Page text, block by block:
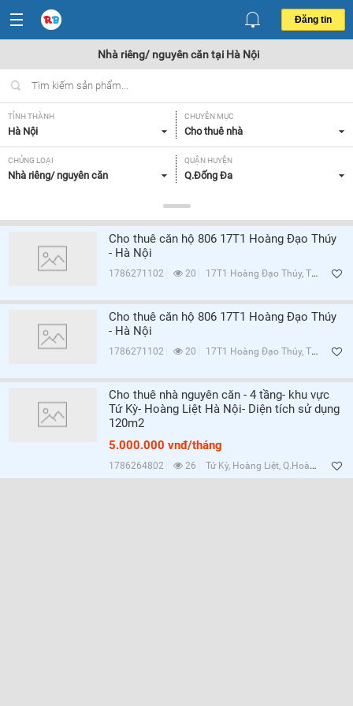
Đăng tin
Nhà riêng/ nguyên căn tại Hà Nội
TỈNH THÀNH
Hà Nội
CHUYÊN MỤC
Cho thuê nhà
CHỦNG LOẠI
Nhà riêng/ nguyên căn
QUẬN HUYỆN
Q.Đống Đa
Tất cả
DIỆN TÍCH
Tất cả
SỐ PHÒNG NGỦ
Lọc
Cho thuê căn hộ 806 17T1 Hoàng Đạo Thúy
- Hà Nội
1786271102 20 17T1 Hoàng Đạo Thúy, Trung Hòa, Q.Cầu Giấy, Hà Nội
Cho thuê căn hộ 806 17T1 Hoàng Đạo Thúy
- Hà Nội
1786271102 20 17T1 Hoàng Đạo Thúy, Trung Hòa, Q.Cầu Giấy, Hà Nội
Cho thuê nhà nguyên căn - 4 tầng- khu vực
Tứ Kỳ- Hoàng Liệt Hà Nội- Diện tích sử dụng
120m2
5.000.000 vnđ/tháng
1786264802 26 Tứ Kỳ, Hoàng Liệt, Q.Hoàng Mai, Hà Nội